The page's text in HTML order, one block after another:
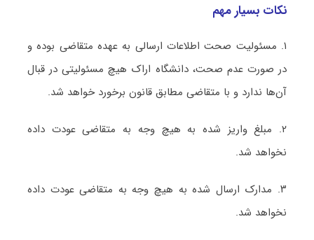
نکات بسیار مهم
۱. مسئولیت صحت اطلاعات ارسالی به عهده متقاضی بوده و
در صورت‌ عدم صحت، دانشگاه اراک هیچ مسئولیتی در قبال
آن‌ها ندارد و با متقاضی مطابق قانون برخورد خواهد شد.
۲. مبلغ واریز شده به هیچ وجه به متقاضی عودت داده
نخواهد شد.
۳. مدارک ارسال شده به هیچ وجه به متقاضی عودت داده
نخواهد شد.